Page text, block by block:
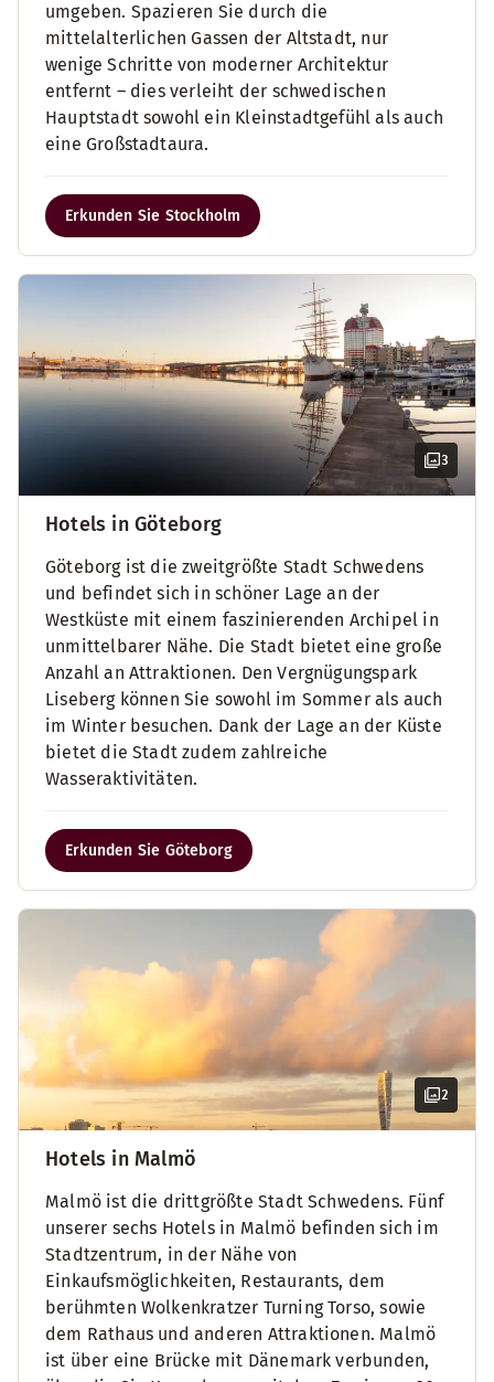
umgeben. Spazieren Sie durch die
mittelalterlichen Gassen der Altstadt, nur
wenige Schritte von moderner Architektur
entfernt – dies verleiht der schwedischen
Hauptstadt sowohl ein Kleinstadtgefühl als auch
eine Großstadtaura.
Erkunden Sie Stockholm
3
Hotels in Göteborg
Göteborg ist die zweitgrößte Stadt Schwedens
und befindet sich in schöner Lage an der
Westküste mit einem faszinierenden Archipel in
unmittelbarer Nähe. Die Stadt bietet eine große
Anzahl an Attraktionen. Den Vergnügungspark
Liseberg können Sie sowohl im Sommer als auch
im Winter besuchen. Dank der Lage an der Küste
bietet die Stadt zudem zahlreiche
Wasseraktivitäten.
Erkunden Sie Göteborg
2
Hotels in Malmö
Malmö ist die drittgrößte Stadt Schwedens. Fünf
unserer sechs Hotels in Malmö befinden sich im
Stadtzentrum, in der Nähe von
Einkaufsmöglichkeiten, Restaurants, dem
berühmten Wolkenkratzer Turning Torso, sowie
dem Rathaus und anderen Attraktionen. Malmö
ist über eine Brücke mit Dänemark verbunden,